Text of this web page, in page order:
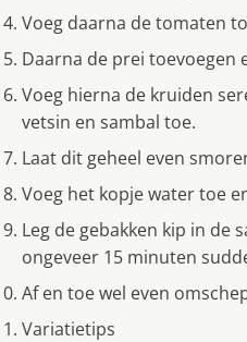
Voeg daarna de tomaten
Daarna de prei toevoegen
Voeg hierna de kruiden
vetsin en sambal toe.
Laat dit geheel even
Voeg het kopje water toe
Leg de gebakken kip in de
ongeveer 15 minuten
Af en toe wel even
Variatietips